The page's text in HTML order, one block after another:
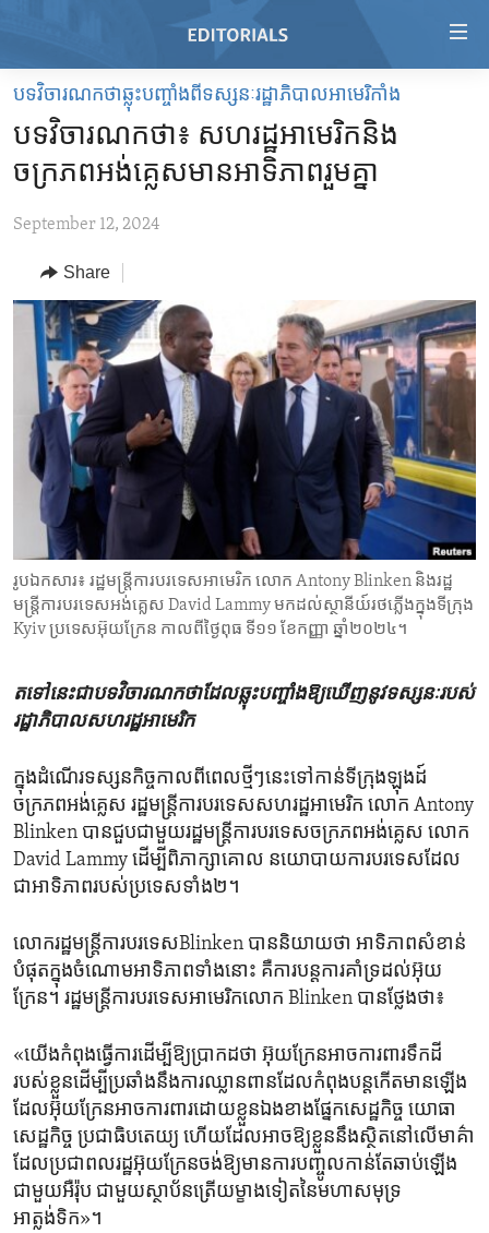
Skip
main
content
Skip
to
Navigation
Skip
Search
HOME
RADIO
REGIONS
AFRICA
AMERICAS
ASIA
EUROPE
MIDDLE EAST
TOPICS
HUMAN RIGHTS
SECURITY AND DEFENSE
AID AND DEVELOPMENT
DEMOCRACY AND GOVERNANCE
ECONOMY AND TRADE
ENVIRONMENT AND HEALTH
IDEALS AND INSTITUTIONS
ARCHIVE
ABOUT US
FOLLOW US
បទវិចារណកថាឆ្លុះបញ្ចាំងពីទស្សនៈរដ្ឋាភិបាលអាមេរិកាំង
បទវិចារណកថា៖ សហរដ្ឋ​អាមេរិក​និង​
ចក្រភព​អង់គ្លេស​មាន​អាទិភាព​រួម​គ្នា
September 12, 2024
Share
រូបឯកសារ៖ រដ្ឋមន្ត្រីការបរទេសអាមេរិក លោក Antony Blinken និងរដ្ឋ
មន្ត្រីការបរទេសអង់គ្លេស David Lammy មកដល់ស្ថានីយ៍រថភ្លើងក្នុងទីក្រុង
Kyiv ប្រទេសអ៊ុយក្រែន កាលពីថ្ងៃពុធ ទី១១ ខែកញ្ញា ឆ្នាំ២០២៤។
តទៅ​នេះ​ជា​បទវិចារណកថា​ដែល​ឆ្លុះ​បញ្ចាំង​ឱ្យ​ឃើញ​នូវ​ទស្សនៈ​របស់​
រដ្ឋាភិបាល​សហរដ្ឋ​អាមេរិក
ក្នុង​ដំណើរ​ទស្សនកិច្ច​កាលពីពេលថ្មីៗនេះ​ទៅកាន់​ទីក្រុង​ឡុងដ៍
ចក្រភព​អង់គ្លេស រដ្ឋមន្ត្រី​ការបរទេស​សហរដ្ឋ​អាមេរិក ​លោក Antony
Blinken បាន​ជួប​ជាមួយ​រដ្ឋមន្ត្រី​ការបរទេស​ចក្រភព​អង់គ្លេស ​លោក
David Lammy ដើម្បី​ពិភាក្សា​គោល នយោបាយ​ការបរទេស​ដែល​
ជា​អាទិភាព​របស់​ប្រទេស​ទាំង២។
លោក​រដ្ឋមន្ត្រី​ការបរទេសBlinken បាន​និយាយ​ថា ​អាទិភាព​សំខាន់
បំផុត​ក្នុង​ចំណោម​អាទិភាព​ទាំង​នោះ​ គឺ​ការបន្ត​ការគាំទ្រ​ដល់​អ៊ុយ
ក្រែន។ រដ្ឋមន្ត្រី​ការបរទេស​អាមេរិក​លោក Blinken បាន​ថ្លែង​ថា៖
«យើង​កំពុង​ធ្វើការ​ដើម្បី​ឱ្យ​ប្រាកដ​ថា ​អ៊ុយក្រែន​អាច​ការពារ​ទឹកដី​
របស់​ខ្លួន​ដើម្បី​ប្រឆាំង​នឹង​ការឈ្លានពាន​ដែល​កំពុង​បន្ត​កើត​មាន​ឡើង
ដែល​អ៊ុយក្រែន​អាច​ការពារ​ដោយ​ខ្លួន​ឯងខាង​ផ្នែក​សេដ្ឋកិច្ច យោធា
សេដ្ឋកិច្ច ប្រជាធិបតេយ្យ​ ហើយ​ដែល​អាច​ឱ្យ​ខ្លួន​នឹង​ស្ថិតនៅ​លើ​មាគ៌ា​
ដែល​ប្រជាពលរដ្ឋ​អ៊ុយក្រែន​ចង់​ឱ្យ​មាន​ការបញ្ចូល​កាន់តែ​ឆាប់​ឡើង​
ជាមួយ​អឺរ៉ុប ជាមួយ​ស្ថាប័ន​ត្រើយ​ម្ខាង​ទៀត​នៃ​មហា​សមុទ្រ​
អាត្លង់ទិក»។